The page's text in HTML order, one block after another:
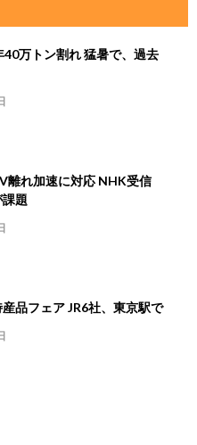
万トン割れ 猛暑で、過去
離れ加速に対応 NHK受信
題
品フェア JR6社、東京駅で